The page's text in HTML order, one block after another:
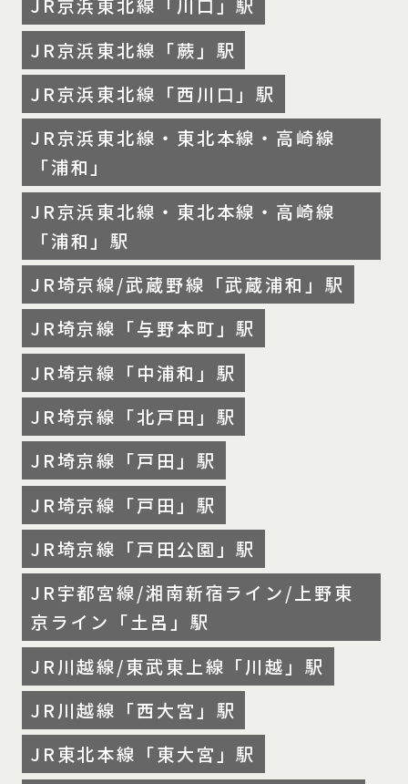
JR京浜東北線「川口」駅
JR京浜東北線「蕨」駅
JR京浜東北線「西川口」駅
JR京浜東北線・東北本線・高崎線
「浦和」
JR京浜東北線・東北本線・高崎線
「浦和」駅
JR埼京線/武蔵野線「武蔵浦和」駅
JR埼京線「与野本町」駅
JR埼京線「中浦和」駅
JR埼京線「北戸田」駅
JR埼京線「戸田」駅
JR埼京線「戸田」駅
JR埼京線「戸田公園」駅
JR宇都宮線/湘南新宿ライン/上野東
京ライン「土呂」駅
JR川越線/東武東上線「川越」駅
JR川越線「西大宮」駅
JR東北本線「東大宮」駅